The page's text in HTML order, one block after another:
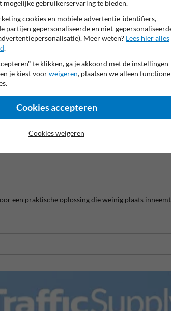
een praktische oplossing die weinig plaats
mogelijke gebruikerservaring te bieden.
cookies en mobiele advertentie-identifiers,
partijen gepersonaliseerde en niet-
Meer weten? Lees hier alles
.
te klikken, ga je akkoord met de instellingen
je kiest voorweigeren, plaatsen we alleen
Cookies accepteren
Cookies weigeren